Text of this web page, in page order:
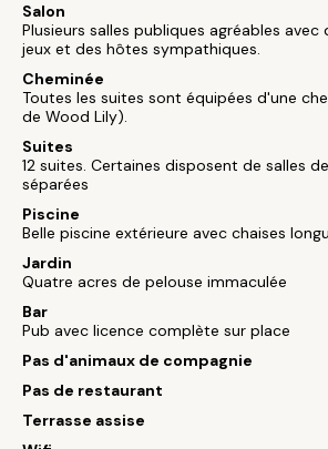
Salon
Plusieurs salles publiques agréables avec
jeux et des hôtes sympathiques.
Cheminée
Toutes les suites sont équipées d'une
de Wood Lily).
Suites
12 suites. Certaines disposent de salles
séparées
Piscine
Belle piscine extérieure avec chaises
Jardin
Quatre acres de pelouse immaculée
Bar
Pub avec licence complète sur place
Pas d'animaux de compagnie
Pas de restaurant
Terrasse assise